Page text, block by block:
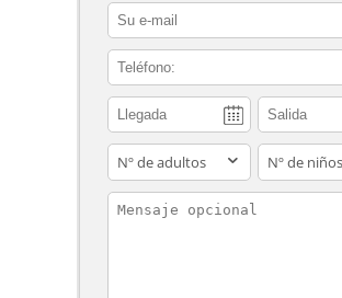
contact_email
contact_phone
adults children
contact_message